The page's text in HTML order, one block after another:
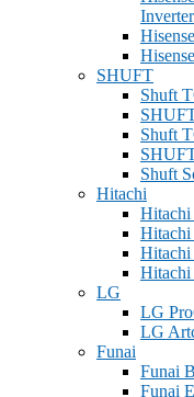
Inverter
SHUFT
Shuft
Shuft
Shuft
Hitachi
LG
LG
LG
Funai
Funai
Funai